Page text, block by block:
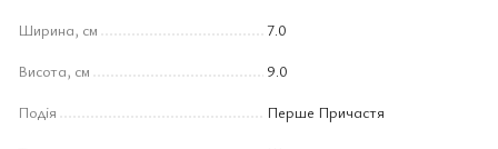
Ширина, см
7.0
Висота, см
9.0
Подія
Перше Причастя